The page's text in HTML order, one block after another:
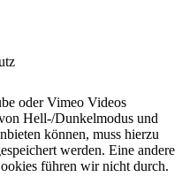
oder Vimeo Videos
Hell-/Dunkelmodus und
können, muss hierzu
werden. Eine andere
führen wir nicht durch.